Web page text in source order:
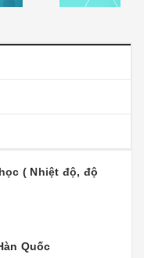
( Nhiệt độ, độ
Quốc